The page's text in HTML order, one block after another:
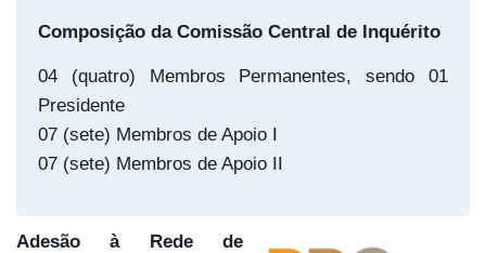
Composição da Comissão Central de Inquérito
04 (quatro) Membros Permanentes, sendo 01
Presidente
07 (sete) Membros de Apoio I
07 (sete) Membros de Apoio II
Adesão à Rede de